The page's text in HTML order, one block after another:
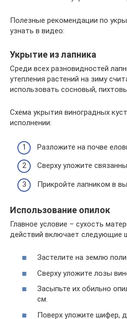
Полезные рекомендации по
узнать в видео:
Укрытие из лапника
Среди всех разновидностей
утепления растений на зиму
использовать сосновый,
Схема укрытия виноградных
исполнении:
Разложите на почве
Сверху уложите
Прикройте лапником в
Использование опилок
Главное условие – сухость
действий включает следующие
Застелите на землю
Сверху уложите лозы
Засыпьте их обильно
см.
Поверх уложите шифер,